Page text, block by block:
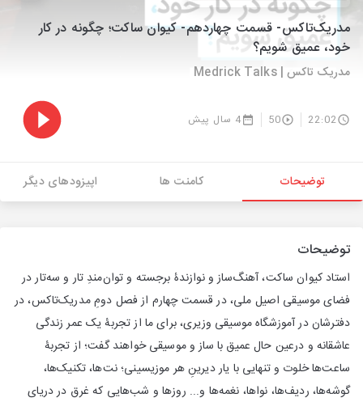
مدریک‌تاکس- قسمت چهاردهم- کیوان ساکت؛ چگونه در کار
خود، عمیق شویم؟
مدریک تاکس | Medrick Talks
22:02
50 4 سال پیش
توضیحات کامنت ها اپیزودهای دیگر
توضیحات
استاد کیوان ساکت، آهنگ‌ساز و نوازندۀ برجسته و توان‌مندِ تار و سه‌تار در
فضای موسیقی اصیل ملی، در قسمت چهارم از فصل دومِ مدریک‌تاکس، در
دفترشان در آموزشگاه موسیقی وزیری، برای ما از تجربۀ یک عمر زندگی
عاشقانه و درعین حال عمیق با ساز و موسیقی خواهند گفت؛ از تجربۀ
ساعت‌ها خلوت و تنهایی با یار دیرینِ هر موزیسینی؛ نت‌ها، تکنیک‌ها،
گوشه‌ها، ردیف‌ها، نواها، نغمه‌ها و... روزها و شب‌هایی که غرق در دریای